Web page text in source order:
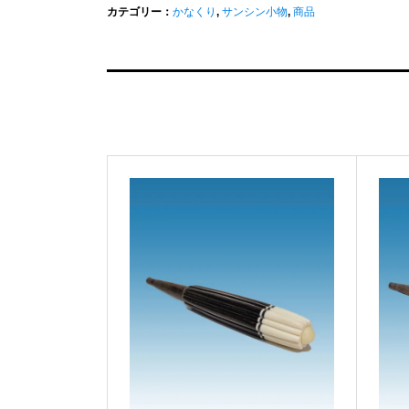
カテゴリー： かなくり , サンシン小物, 商品